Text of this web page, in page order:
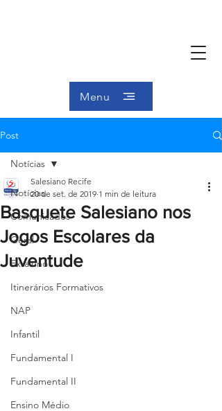
Menu
Post
Notícias
Comunicados
Geral
Ex-aluno
Itinerários Formativos
NAP
Infantil
Fundamental I
Fundamental II
Ensino Médio
Notícias
Basquete Salesiano nos
Jogos Escolares da
Juventude
Salesiano Recife
20 de set. de 2019 1 min de leitura